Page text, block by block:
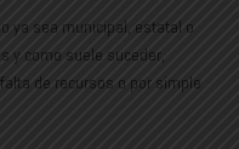
ya sea municipal, estatal o
y como suele suceder,
de recursos o por simple